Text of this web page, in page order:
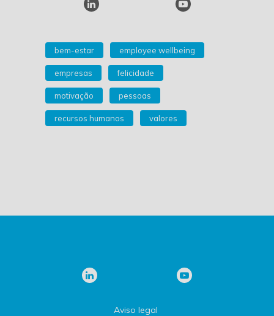
bem-estar employee wellbeing
empresas felicidade
motivação pessoas
recursos humanos valores
Aviso legal